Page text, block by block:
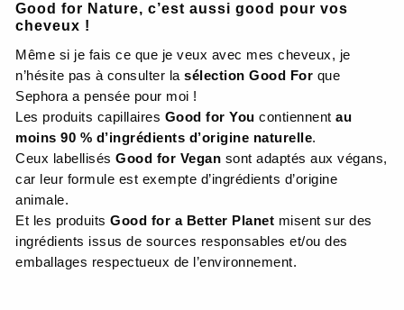
Good for Nature, c’est aussi good pour vos
cheveux !
Même si je fais ce que je veux avec mes cheveux, je
n’hésite pas à consulter la sélection Good For que
Sephora a pensée pour moi !
Les produits capillaires Good for You contiennent au
moins 90 % d’ingrédients d’origine naturelle.
Ceux labellisés Good for Vegan sont adaptés aux végans,
car leur formule est exempte d’ingrédients d’origine
animale.
Et les produits Good for a Better Planet misent sur des
ingrédients issus de sources responsables et/ou des
emballages respectueux de l’environnement.